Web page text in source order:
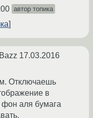
автор топика
17.03.2016
Отключаешь
в
фон аля бумага